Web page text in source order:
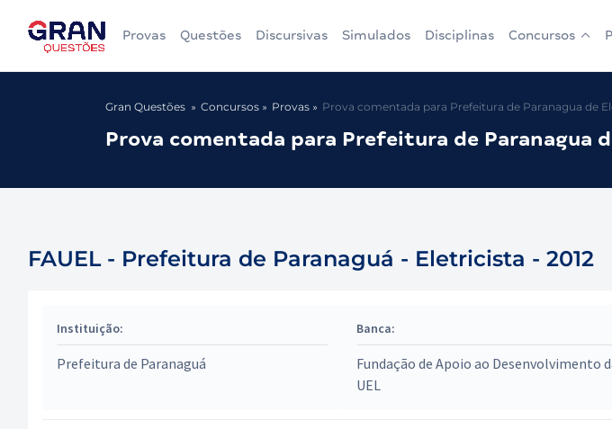
Provas Questões Discursivas Simulados Disciplinas Concursos
Gran Questões Concursos Provas Prova comentada para Prefeitura de Paranagua de
Prova comentada para Prefeitura de Paranagua
FAUEL - Prefeitura de Paranaguá - Eletricista - 2012
Instituição:
Prefeitura de Paranaguá
Banca:
Fundação de Apoio ao Desenvolvimento
UEL